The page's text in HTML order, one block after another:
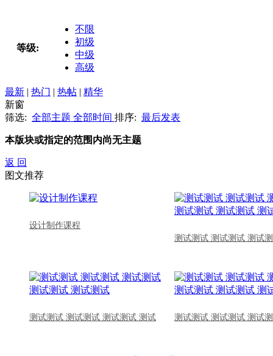
等级:
不限
初级
中级
高级
最新 | 热门 | 热帖 | 精华
新窗
筛选: 全部主题 全部时间 排序: 最后发表
本版块或指定的范围内尚无主题
返 回
图文推荐
设计制作课程
测试测试 测试测试 测试
测试测试 测试测试 测试测试 测试 测试测试 测试测试 测试